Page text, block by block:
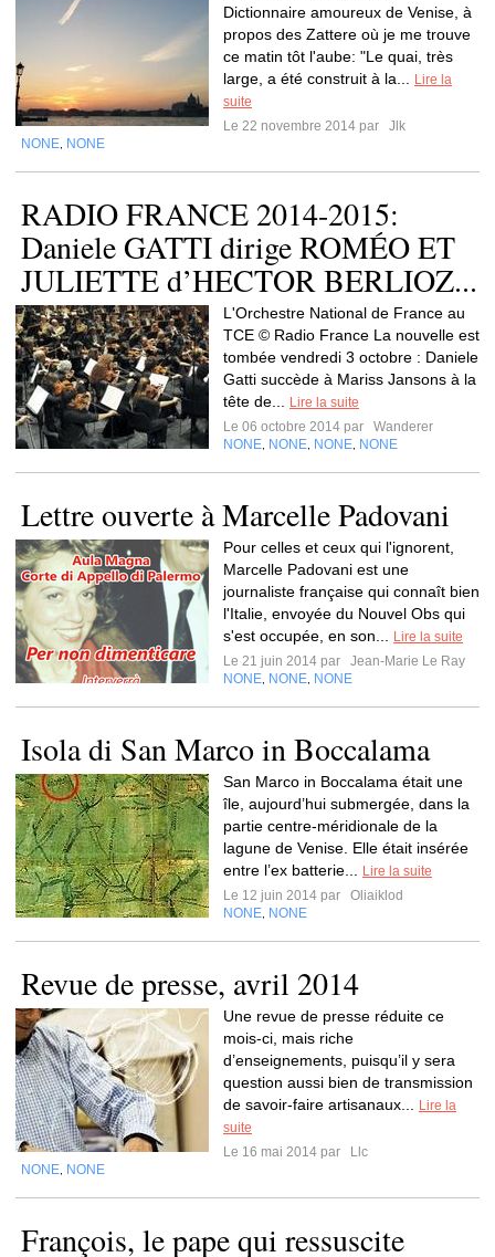
Dictionnaire amoureux de Venise, à
propos des Zattere où je me trouve
ce matin tôt l'aube: "Le quai, très
large, a été construit à la...
Lire la
suite
Le 22 novembre 2014 par
Jlk
NONE NONE
RADIO FRANCE 2014-2015:
Daniele GATTI dirige ROMÉO ET
JULIETTE d’HECTOR BERLIOZ...
L'Orchestre National de France au
TCE © Radio France La nouvelle est
tombée vendredi 3 octobre : Daniele
Gatti succède à Mariss Jansons à la
tête de...
Lire la suite
Le 06 octobre 2014 par
Wanderer
NONE NONE NONE NONE
Lettre ouverte à Marcelle Padovani
Pour celles et ceux qui l'ignorent,
Marcelle Padovani est une
journaliste française qui connaît bien
l'Italie, envoyée du Nouvel Obs qui
s'est occupée, en son...
Lire la suite
Le 21 juin 2014 par
Jean-Marie Le Ray
NONE NONE NONE
Isola di San Marco in Boccalama
San Marco in Boccalama était une
île, aujourd’hui submergée, dans la
partie centre-méridionale de la
lagune de Venise. Elle était insérée
entre l’ex batterie...
Lire la suite
Le 12 juin 2014 par
Oliaiklod
NONE NONE
Revue de presse, avril 2014
Une revue de presse réduite ce
mois-ci, mais riche
d’enseignements, puisqu’il y sera
question aussi bien de transmission
de savoir-faire artisanaux...
Lire la
suite
Le 16 mai 2014 par
Llc
NONE NONE
François, le pape qui ressuscite